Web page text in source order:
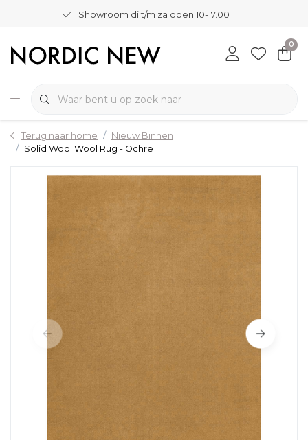
Showroom di t/m za open 10-17.00
0
Terug naar home
Nieuw Binnen
Solid Wool Wool Rug - Ochre